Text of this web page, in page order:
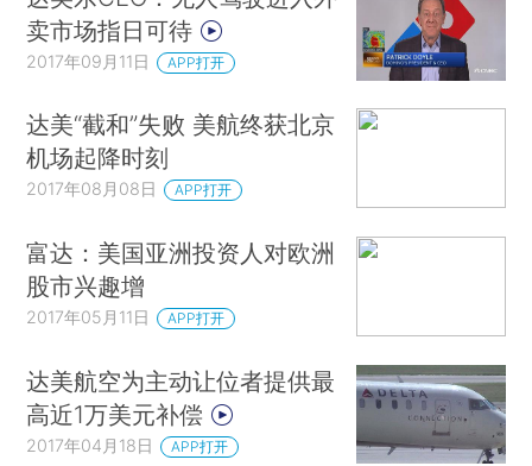
卖市场指日可待
2017年09月11日 APP打开
达美“截和”失败 美航终获北京
机场起降时刻
2017年08月08日 APP打开
富达：美国亚洲投资人对欧洲
股市兴趣增
2017年05月11日 APP打开
达美航空为主动让位者提供最
高近1万美元补偿
2017年04月18日 APP打开